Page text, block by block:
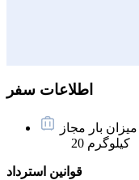
اطلاعات سفر
میزان بار مجاز
20 کیلوگرم
قوانین استرداد